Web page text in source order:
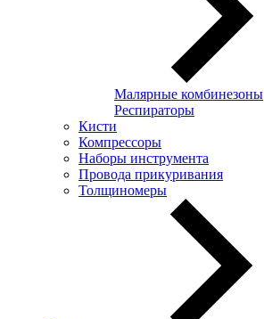
Малярные комбинезоны
Респираторы
Кисти
Компрессоры
Наборы инструмента
Провода прикуривания
Толщиномеры